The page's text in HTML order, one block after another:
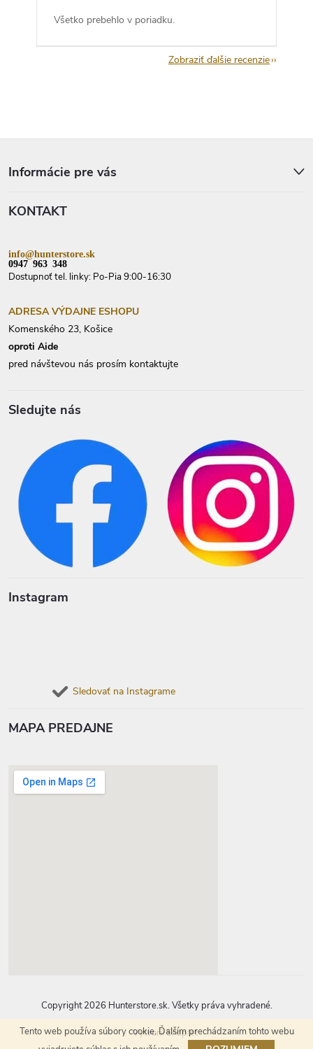
Tento web používa súbory cookie. Ďalším prechádzaním tohto webu
Všetko prebehlo v poriadku.
Zobraziť ďalšie recenzie
Informácie pre vás
KONTAKT
info@hunterstore.sk
0947 963 348
Dostupnoť tel. linky: Po-Pia 9:00-16:30
ADRESA VÝDAJNE ESHOPU
Komenského 23, Košice
oproti Aide
pred návštevou nás prosím kontaktujte
Sledujte nás
Instagram
Sledovať na Instagrame
MAPA PREDAJNE
Vytvoril Shoptet
Copyright 2026 Hunterstore.sk. Všetky práva vyhradené.